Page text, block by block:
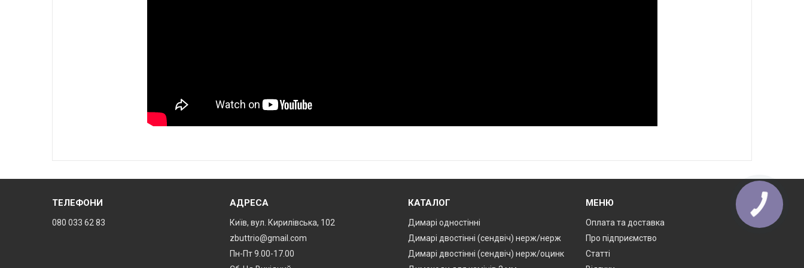
ТЕЛЕФОНИ
080 033 62 83
АДРЕСА
Київ, вул. Кирилівська, 102
zbuttrio@gmail.com
Пн-Пт 9.00-17.00
КАТАЛОГ
Димарі одностінні
Димарі двостінні (сендвіч) нерж/нерж
Димарі двостінні (сендвіч) нерж/оцинк
МЕНЮ
Оплата та доставка
Про підприємство
Статті